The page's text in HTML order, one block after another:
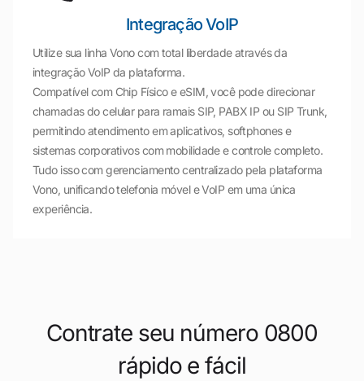
Integração VoIP
Utilize sua linha Vono com total liberdade através da
integração VoIP da plataforma.
Compatível com Chip Físico e eSIM, você pode direcionar
chamadas do celular para ramais SIP, PABX IP ou SIP Trunk,
permitindo atendimento em aplicativos, softphones e
sistemas corporativos com mobilidade e controle completo.
Tudo isso com gerenciamento centralizado pela plataforma
Vono, unificando telefonia móvel e VoIP em uma única
experiência.
Contrate seu número 0800
rápido e fácil